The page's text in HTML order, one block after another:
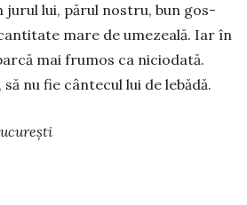
jurul lui, părul nostru, bun gos­
mare de umezeală. Iar în
mai frumos ca niciodată.
nu fie cântecul lui de lebădă.